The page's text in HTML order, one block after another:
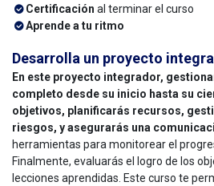
Certificación al terminar el curso
Aprende a tu ritmo
Desarrolla un proyecto
En este proyecto integrador,
completo desde su inicio hasta su
objetivos, planificarás recursos,
riesgos, y asegurarás una
herramientas para monitorear el
Finalmente, evaluarás el logro de los
lecciones aprendidas. Este curso te